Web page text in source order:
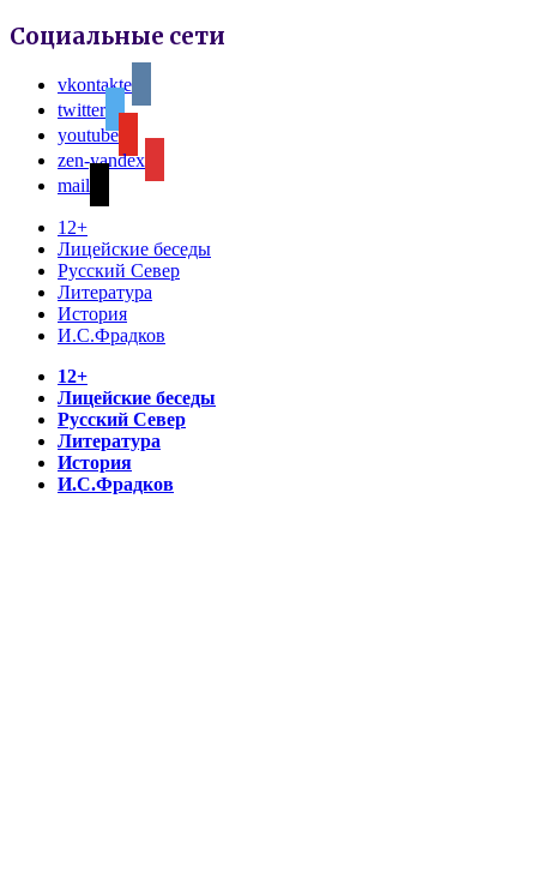
Социальные сети
vkontakte
twitter
youtube
zen-yandex
mail
12+
Лицейские беседы
Русский Север
Литература
История
И.С.Фрадков
12+
Лицейские беседы
Русский Север
Литература
История
И.С.Фрадков